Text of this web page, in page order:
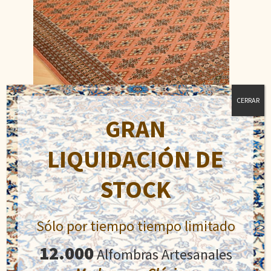
Jaldar
900,00€
El
precio
original
era:
900,00€.
750,00€El
precio
actual
es:
750,00€.
Añadir al carrito
GRAN
LIQUIDACIÓN DE
STOCK
Sólo por tiempo tiempo limitado
12.000Alfombras Artesanales
CERRAR